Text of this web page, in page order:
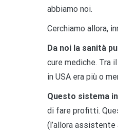
abbiamo noi.
Cerchiamo allora,
Da noi la sanità
cure mediche. Tra
in USA era più o
Questo sistema
di fare profitti.
(l’allora